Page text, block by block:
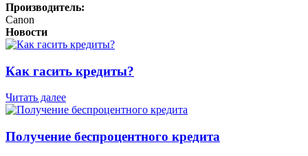
Производитель:
Canon
Новости
Как гасить кредиты?
Читать далее
Получение беспроцентного кредита